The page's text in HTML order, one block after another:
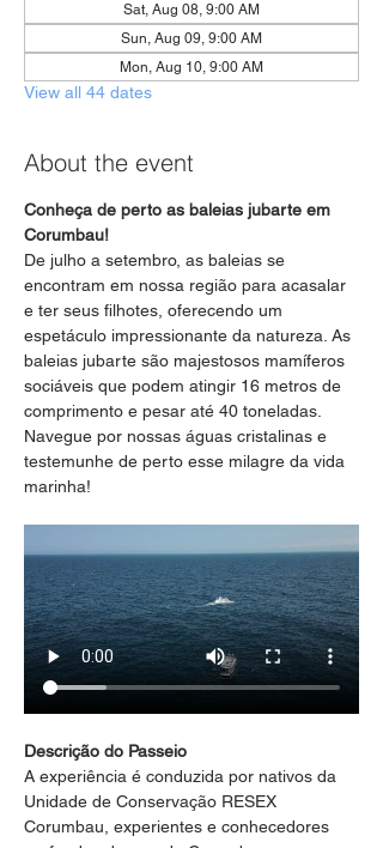
Sat, Aug 08, 9:00 AM
Sun, Aug 09, 9:00 AM
Mon, Aug 10, 9:00 AM
View all 44 dates
About the event
Conheça de perto as baleias jubarte em
Corumbau!
De julho a setembro, as baleias se
encontram em nossa região para acasalar
e ter seus filhotes, oferecendo um
espetáculo impressionante da natureza. As
baleias jubarte são majestosos mamíferos
sociáveis que podem atingir 16 metros de
comprimento e pesar até 40 toneladas.
Navegue por nossas águas cristalinas e
testemunhe de perto esse milagre da vida
marinha!
Descrição do Passeio
A experiência é conduzida por nativos da
Unidade de Conservação RESEX
Corumbau, experientes e conhecedores